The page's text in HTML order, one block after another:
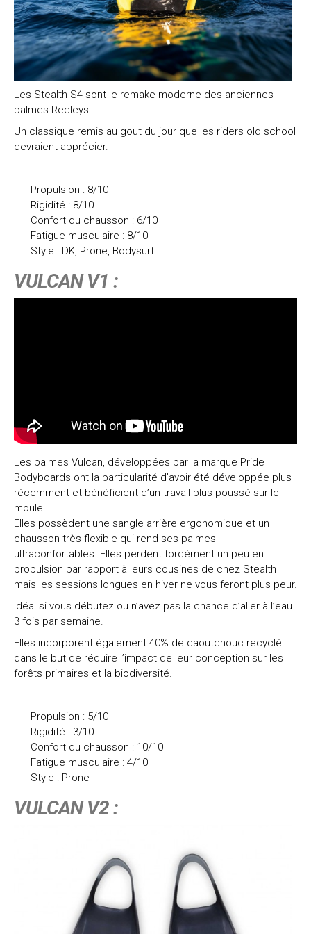
Les Stealth S4 sont le remake moderne des anciennes
palmes Redleys.
Un classique remis au gout du jour que les riders old school
devraient apprécier.
Propulsion : 8/10
Rigidité : 8/10
Confort du chausson : 6/10
Fatigue musculaire : 8/10
Style : DK, Prone, Bodysurf
VULCAN V1 :
Les palmes Vulcan, développées par la marque Pride
Bodyboards ont la particularité d’avoir été développée plus
récemment et bénéficient d’un travail plus poussé sur le
moule.
Elles possèdent une sangle arrière ergonomique et un
chausson très flexible qui rend ses palmes
ultraconfortables. Elles perdent forcément un peu en
propulsion par rapport à leurs cousines de chez Stealth
mais les sessions longues en hiver ne vous feront plus peur.
Idéal si vous débutez ou n’avez pas la chance d’aller à l’eau
3 fois par semaine.
Elles incorporent également 40% de caoutchouc recyclé
dans le but de réduire l’impact de leur conception sur les
forêts primaires et la biodiversité.
Propulsion : 5/10
Rigidité : 3/10
Confort du chausson : 10/10
Fatigue musculaire : 4/10
Style : Prone
VULCAN V2 :